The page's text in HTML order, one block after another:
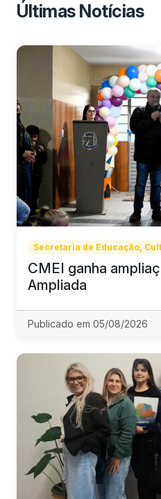
Últimas Notícias
Secretaria de Educação,
CMEI ganha
Ampliada
Publicado em 05/08/2026